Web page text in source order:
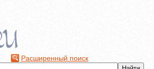
Расширенный поиск